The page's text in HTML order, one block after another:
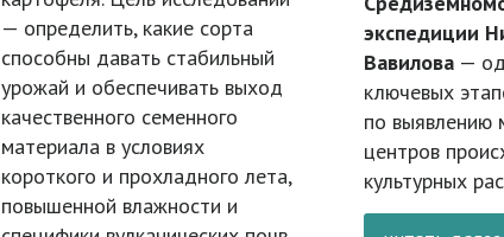
— определить, какие сорта
способны давать стабильный
урожай и обеспечивать выход
качественного семенного
материала в условиях
короткого и прохладного лета,
повышенной влажности и
экспедиции
Вавилова —
ключевых
по выявлению
центров
культурных